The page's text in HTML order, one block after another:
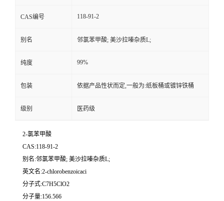
CAS编号 118-91-2
别名 邻氯苯甲酸; 美沙拉嗪杂质L;
纯度 99%
包装 依据产品性状而定,一般为:纸板桶或镀锌铁桶
级别 医药级
2-氯苯甲酸
CAS:118-91-2
别名:邻氯苯甲酸; 美沙拉嗪杂质L;
英文名:2-chlorobenzoicaci
分子式:C7H5ClO2
分子量:156.566